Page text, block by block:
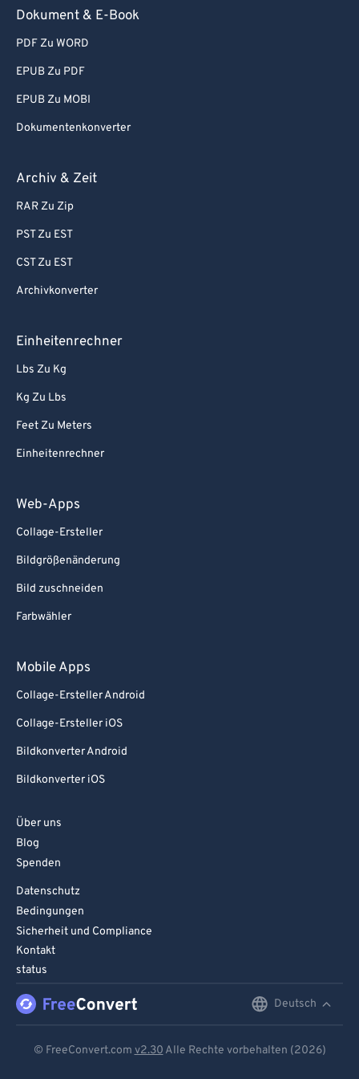
Dokument & E-Book
PDF Zu WORD
EPUB Zu PDF
EPUB Zu MOBI
Dokumentenkonverter
Archiv & Zeit
RAR Zu Zip
PST Zu EST
CST Zu EST
Archivkonverter
Einheitenrechner
Lbs Zu Kg
Kg Zu Lbs
Feet Zu Meters
Einheitenrechner
Web-Apps
Collage-Ersteller
Bildgrößenänderung
Bild zuschneiden
Farbwähler
Mobile Apps
Collage-Ersteller Android
Collage-Ersteller iOS
Bildkonverter Android
Bildkonverter iOS
Über uns
Blog
Spenden
Datenschutz
Bedingungen
Sicherheit und Compliance
Kontakt
status
Deutsch
© FreeConvert.com v2.30 Alle Rechte vorbehalten (2026)